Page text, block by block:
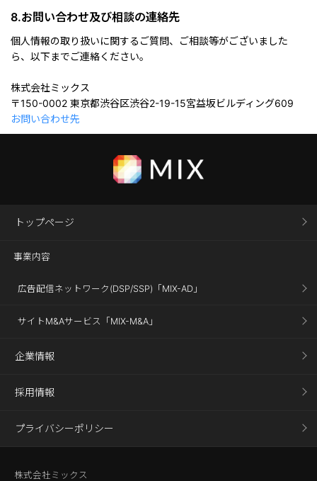
8.お問い合わせ及び相談の連絡先
個人情報の取り扱いに関するご質問、ご相談等がございました
ら、以下までご連絡ください。
株式会社ミックス
〒150-0002 東京都渋谷区渋谷2-19-15宮益坂ビルディング609
お問い合わせ先
トップページ
事業内容
広告配信ネットワーク(DSP/SSP)「MIX-AD」
サイトM&Aサービス「MIX-M&A」
企業情報
採用情報
プライバシーポリシー
株式会社ミックス